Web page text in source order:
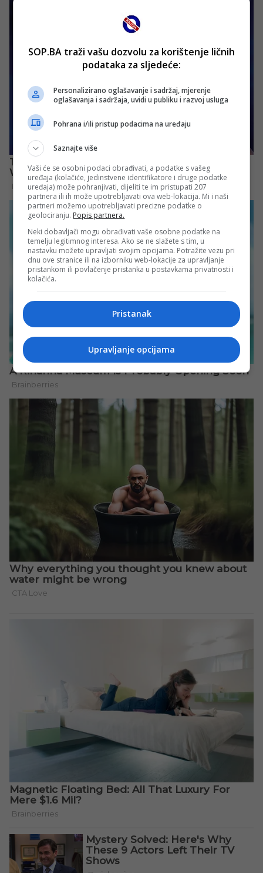
SOP.BA traži vašu dozvolu za korištenje ličnih
podataka za sljedeće:
Personalizirano oglašavanje i sadržaj, mjerenje
oglašavanja i sadržaja, uvidi u publiku i razvoj usluga
Pohrana i/ili pristup podacima na uređaju
Saznajte više
Vaši će se osobni podaci obrađivati, a podatke s vašeg
uređaja (kolačiće, jedinstvene identifikatore i druge podatke
uređaja) može pohranjivati, dijeliti te im pristupati 207
partnera ili ih može upotrebljavati ova web-lokacija. Mi i naši
partneri možemo upotrebljavati precizne podatke o
geolociranju. Popis partnera.
Neki dobavljači mogu obrađivati vaše osobne podatke na
temelju legitimnog interesa. Ako se ne slažete s tim, u
nastavku možete upravljati svojim opcijama. Potražite vezu pri
dnu ove stranice ili na izborniku web-lokacije za upravljanje
pristankom ili povlačenje pristanka u postavkama privatnosti i
kolačića.
Pristanak
Upravljanje opcijama